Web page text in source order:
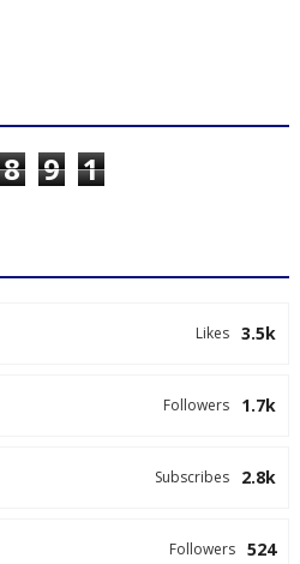
8 9 1
3.5k
Likes
1.7k
Followers
2.8k
Subscribes
524
Followers